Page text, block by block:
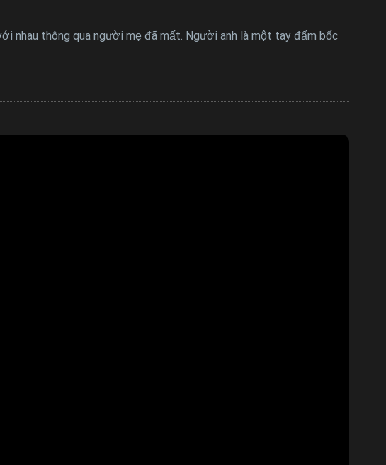
nhau thông qua người mẹ đã mất. Người anh là một tay đấm bốc